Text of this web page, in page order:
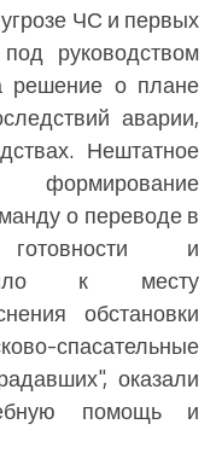
ЧС и первых
руководством
решение о плане
аварии,
Нештатное
формирование
о переводе в
и
к месту
обстановки
спасательные
оказали
помощь и